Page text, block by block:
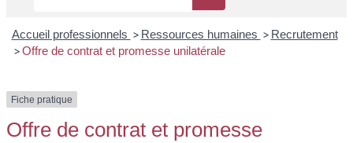
Accueil professionnels > Ressources humaines > Recrutement
> Offre de contrat et promesse unilatérale
Fiche pratique
Offre de contrat et promesse